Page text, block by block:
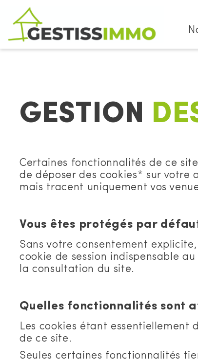
GESTION
Certaines fonctionnalités de ce
de déposer des cookies* sur votre
mais tracent uniquement vos
Vous êtes protégés par
Sans votre consentement
cookie de session indispensable
la consultation du site.
Quelles fonctionnalités sont
Les cookies étant
de ce site.
Seules certaines fonctionnalités